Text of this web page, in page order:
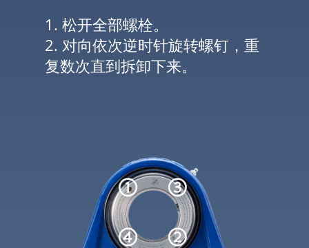
1. 松开全部螺栓。
2. 对向依次逆时针旋转螺钉，重
复数次直到拆卸下来。